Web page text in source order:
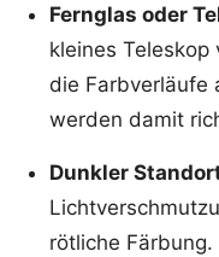
Fernglas oder
kleines Teleskop
die Farbverläufe
werden damit
Dunkler
rötliche